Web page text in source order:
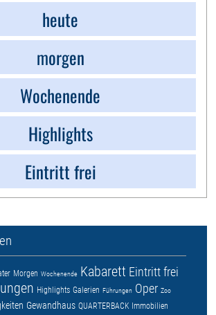
heute
morgen
Wochenende
Highlights
Eintritt frei
Morgen Wochenende Kabarett Eintritt frei
Highlights Galerien Führungen Oper Zoo
Gewandhaus QUARTERBACK Immobilien